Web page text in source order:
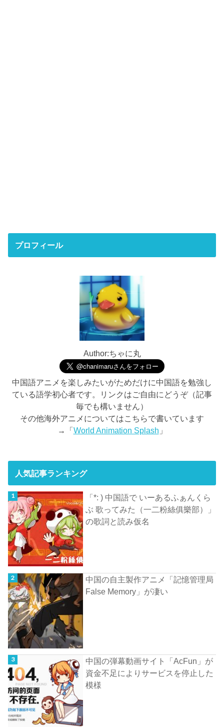
プロフィール
Author:ちゃに丸
中国語アニメを楽しみたいがためだけに中国語を勉強し
ている語学初心者です。リンクはご自由にどうぞ（記事
毎でも構いません）
その他海外アニメについてはこちらで書いています
→「World Animation Splash 」
人気記事ランキング
「*: ) 中国語で いーあるふぁんくら
ぶ 歌ってみた（一二粉絲俱樂部）」
の歌詞と読み仮名
中国の自主製作アニメ「記憶管理局
False Memory」が凄い
中国の弾幕動画サイト「AcFun」が
資金不足によりサービスを停止した
模様